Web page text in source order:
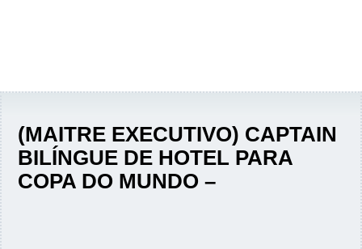
(MAITRE EXECUTIVO) CAPTAIN
BILÍNGUE DE HOTEL PARA
COPA DO MUNDO –